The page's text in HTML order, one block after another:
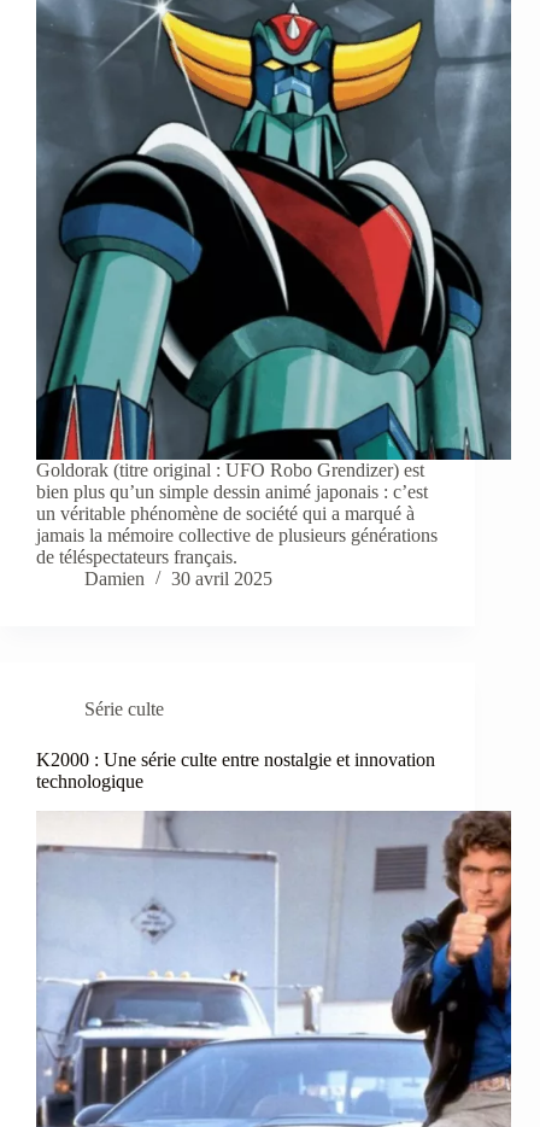
Goldorak (titre original : UFO Robo Grendizer) est
bien plus qu’un simple dessin animé japonais : c’est
un véritable phénomène de société qui a marqué à
jamais la mémoire collective de plusieurs générations
de téléspectateurs français.
Damien
30 avril 2025
Série culte
K2000 : Une série culte entre nostalgie et innovation
technologique